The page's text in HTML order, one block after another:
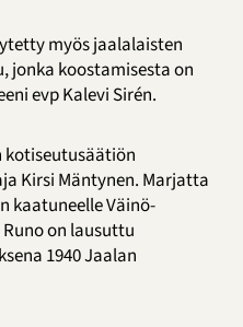
myös jaalalaisten
jonka koostamisesta on
evp Kalevi Sirén.
kotiseutusäätiön
Kirsi Mäntynen. Marjatta
kaatuneelle Väinö-
on lausuttu
1940 Jaalan